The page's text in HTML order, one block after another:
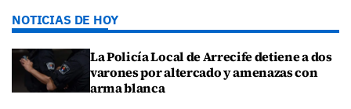
NOTICIAS DE HOY
La Policía Local de Arrecife detiene a dos
varones por altercado y amenazas con
arma blanca